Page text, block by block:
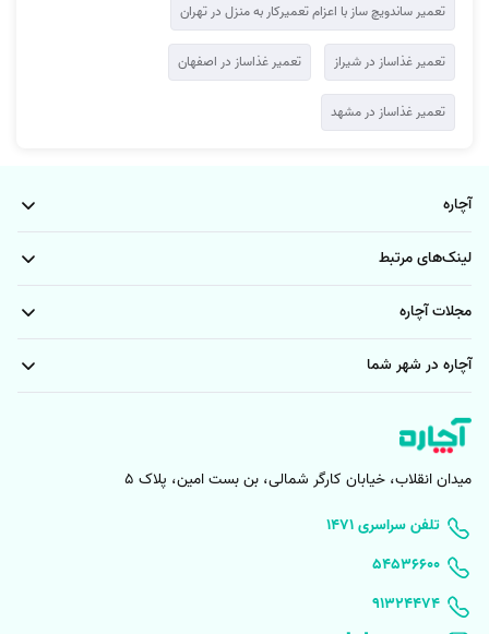
تعمیر ساندویچ ساز با اعزام تعمیرکار به منزل در تهران
تعمیر غذاساز در شیراز تعمیر غذاساز در اصفهان
تعمیر غذاساز در مشهد
آچاره
لینک‌های مرتبط
مجلات آچاره
آچاره در شهر شما
میدان انقلاب، خیابان کارگر شمالی، بن بست امین، پلاک 5
۱۴۷۱ تلفن سراسری
۵۴۵۳۶۶۰۰
91324474